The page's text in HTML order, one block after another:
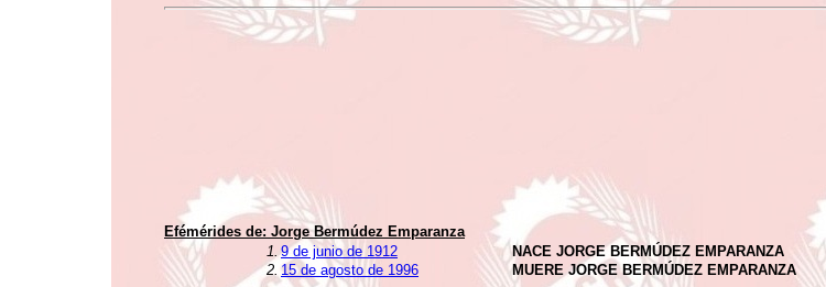
Efémérides de: Jorge Bermúdez Emparanza
1. 9 de junio de 1912
NACE JORGE BERMÚDEZ EMPARANZA
2. 15 de agosto de 1996 MUERE JORGE BERMÚDEZ EMPARANZA